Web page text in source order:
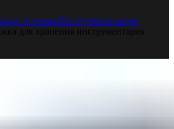
тележкиИнструментальные
для хранения инструментария